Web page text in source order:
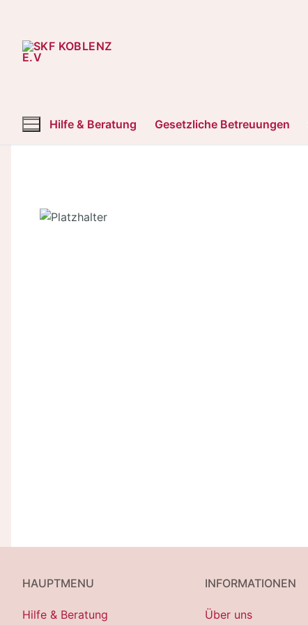
springen
Hilfe & Beratung Gesetzliche Betreuungen
HAUPTMENU
Hilfe & Beratung
INFORMATIONEN
Über uns